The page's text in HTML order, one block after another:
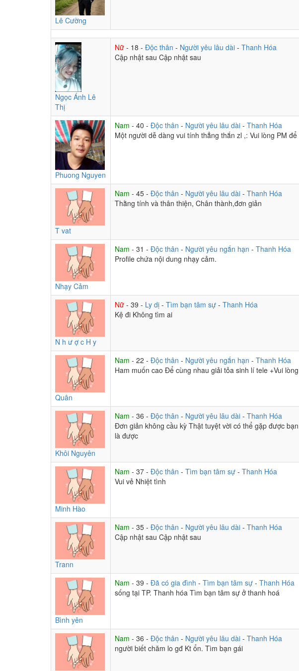
Lê Cường
Ngọc Ánh Lê
Thị
Nữ - 18 - Độc thân - Người yêu lâu dài - Thanh Hóa
Cập nhật sau Cập nhật sau
Phuong Nguyen
Nam - 40 - Độc thân - Người yêu lâu dài - Thanh Hóa
Một người dễ dàng vui tính thẳng thắn zl ,: Vui lòng PM
T vat
Nam - 45 - Độc thân - Người yêu lâu dài - Thanh Hóa
Thằng tính và thân thiện, Chân thành,đơn giản
Nhạy Cảm
Nam - 31 - Độc thân - Người yêu ngắn hạn - Thanh Hóa
Profile chứa nội dung nhạy cảm.
N h ư ợ c H y
Nữ - 39 - Ly dị - Tìm bạn tâm sự - Thanh Hóa
Kệ đi Không tìm ai
Quân
Nam - 22 - Độc thân - Người yêu ngắn hạn - Thanh Hóa
Ham muốn cao Để cùng nhau giải tỏa sinh lí tele +Vui
Khôi Nguyên
Nam - 36 - Độc thân - Người yêu lâu dài - Thanh Hóa
Đơn giản không cầu kỳ Thật tuyệt vời có thể gặp được
là được
Minh Hào
Nam - 37 - Độc thân - Tìm bạn tâm sự - Thanh Hóa
Vui vẻ Nhiệt tình
Trann
Nam - 35 - Độc thân - Người yêu lâu dài - Thanh Hóa
Cập nhật sau Cập nhật sau
Bình yên
Nam - 39 - Đã có gia đình - Tìm bạn tâm sự - Thanh Hóa
sống tại TP. Thanh hóa Tìm bạn tâm sự ở thanh hoá
Nam - 36 - Độc thân - Người yêu lâu dài - Thanh Hóa
người biết chăm lo gđ Kt ổn. Tìm bạn gái